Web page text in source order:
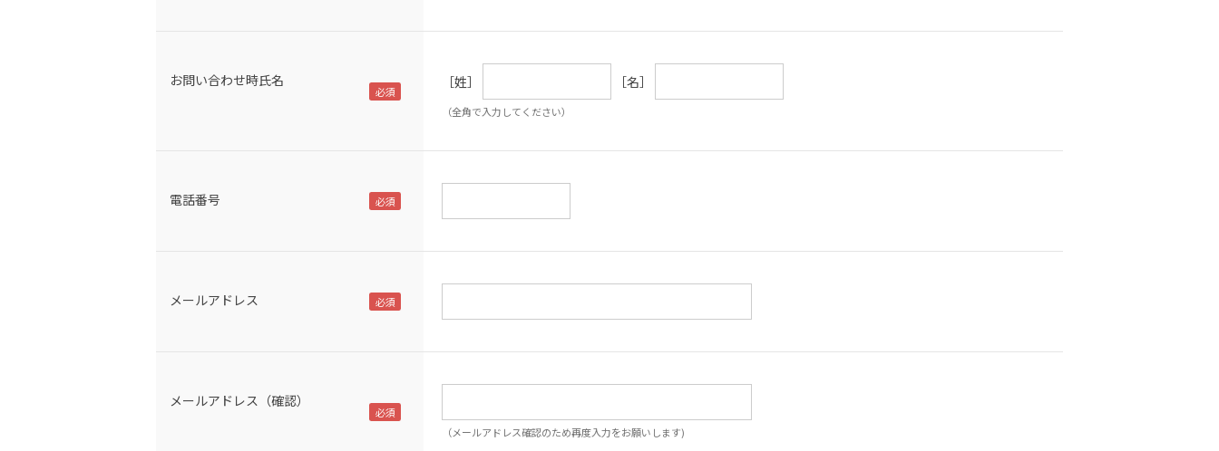
お問い合わせ時氏名 ［姓］ ［名］
（全角で入力してください）
電話番号
メールアドレス
メールアドレス（確認）
（メールアドレス確認のため再度入力をお願いします)